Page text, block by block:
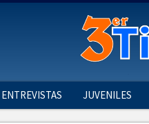
ENTREVISTAS JUVENILES